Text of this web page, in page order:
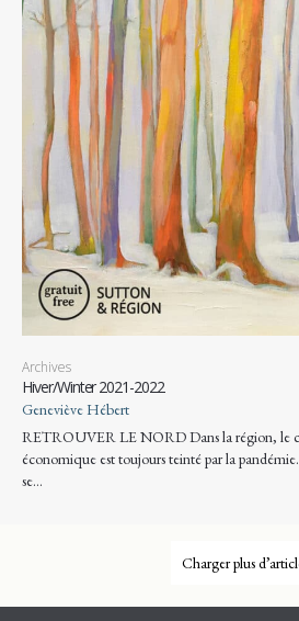
Archives
Hiver/Winter 2021-2022
Geneviève Hébert
RETROUVER LE NORD Dans la région, le
économique est toujours teinté par la
se…
Charger plus